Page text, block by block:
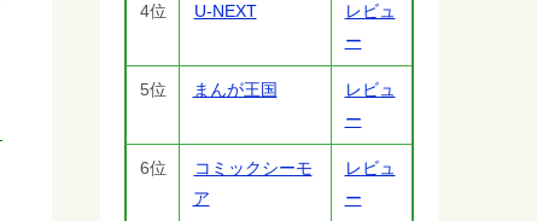
4位 U-NEXT
レビュ
ー
5位 まんが王国
レビュ
ー
6位
コミックシーモ
ア
レビュ
ー